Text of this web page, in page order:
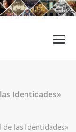
Identidades»
de las Identidades»